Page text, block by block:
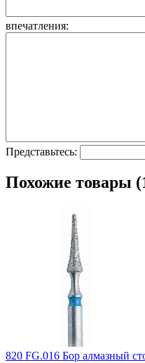
впечатления:
Представьтесь:
Похожие товары
820 FG.016 Бор алмазный